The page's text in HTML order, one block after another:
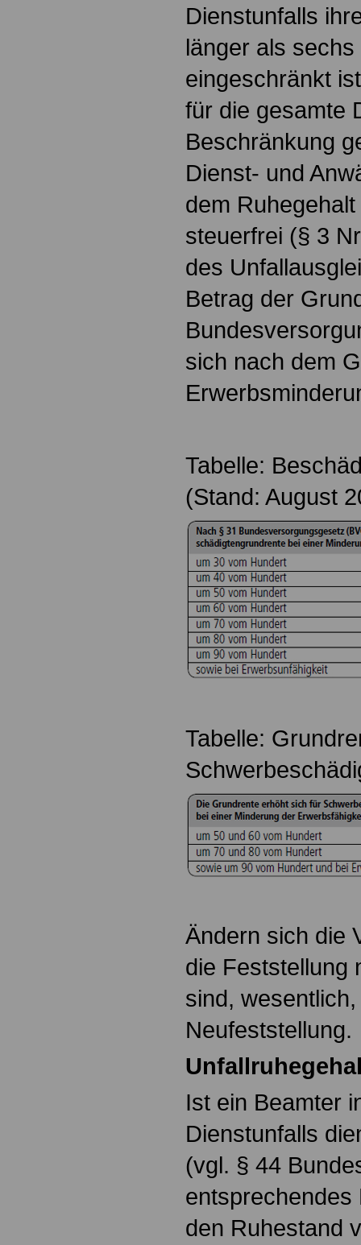
Dienstunfalls
länger als
eingeschränkt
für die gesamte
Beschränkung
Dienst- und
dem
steuerfrei (§ 3
des
Betrag der
sich nach dem
Tabelle:
(Stand: August
Tabelle:
Ändern sich die
die Feststellung
sind,
Neufeststellung.
Ist ein Beamter
Dienstunfalls
(vgl. § 44
entsprechendes
den Ruhestand